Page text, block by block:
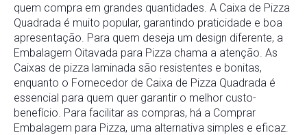
quem compra em grandes quantidades. A Caixa de Pizza
Quadrada é muito popular, garantindo praticidade e boa
apresentação. Para quem deseja um design diferente, a
Embalagem Oitavada para Pizza chama a atenção. As
Caixas de pizza laminada são resistentes e bonitas,
enquanto o Fornecedor de Caixa de Pizza Quadrada é
essencial para quem quer garantir o melhor custo-
benefício. Para facilitar as compras, há a Comprar
Embalagem para Pizza, uma alternativa simples e eficaz.